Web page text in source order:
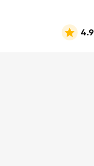
4.9